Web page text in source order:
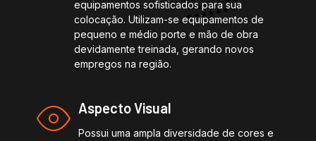
equipamentos sofisticados para sua
colocação. Utilizam-se equipamentos de
pequeno e médio porte e mão de obra
devidamente treinada, gerando novos
empregos na região.
Aspecto Visual
Possui uma ampla diversidade de cores e